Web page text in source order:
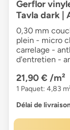
Gerflor
Tavla dark |
0,30 mm
plein - micro
carrelage -
d'entretien -
21,90 € /m²
1 Paquet: 4,83
Délai de